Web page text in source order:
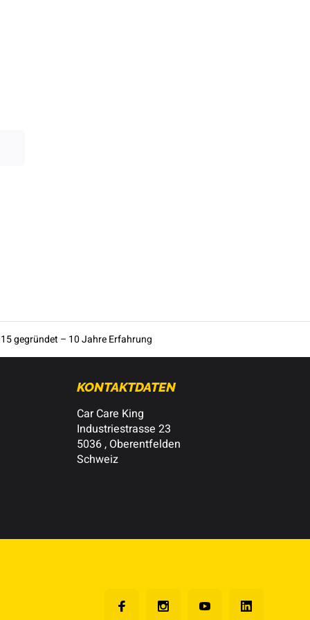
gegründet – 10 Jahre Erfahrung
KONTAKTDATEN
Car Care King
Industriestrasse 23
5036 , Oberentfelden
Schweiz